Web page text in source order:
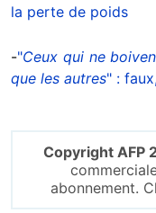
la perte de poids
-"Ceux qui ne
que les autres" :
Copyright AFP
abonnement.